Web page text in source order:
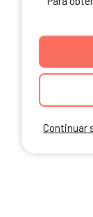
Continuar